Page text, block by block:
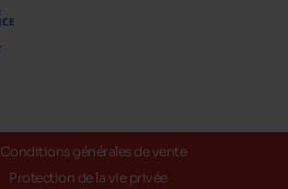
Conditions générales de vente
Protection de la vie privée